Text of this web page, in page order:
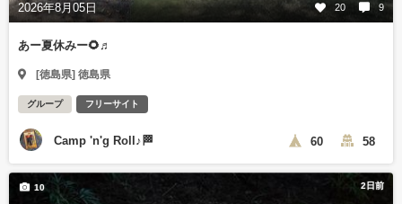
2026年8月05日 20 9
あー夏休みー🌻♬
[徳島県] 徳島県
グループ フリーサイト
Camp 'n'g Roll♪🏁 60 58
2日前
10